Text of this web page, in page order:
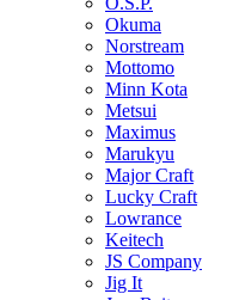
Okuma
Norstream
Mottomo
Minn Kota
Metsui
Maximus
Marukyu
Major Craft
Lucky Craft
Lowrance
Keitech
JS Company
Jig It